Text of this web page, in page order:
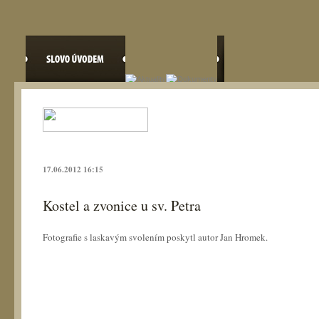
17.06.2012 16:15
Kostel a zvonice u sv. Petra
Fotografie s laskavým svolením poskytl autor Jan Hromek.